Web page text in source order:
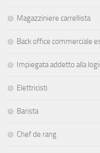
Magazziniere carrellista
Back office commerciale
Impiegata addetto alla
Elettricisti
Barista
Chef de rang